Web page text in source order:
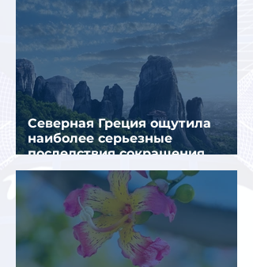
Северная Греция ощутила
наиболее серьезные
последствия сокращения
турпотока из России